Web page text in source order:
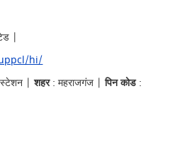
|
hi/
स्टेशन |शहर: महराजगंज |पिन कोड: